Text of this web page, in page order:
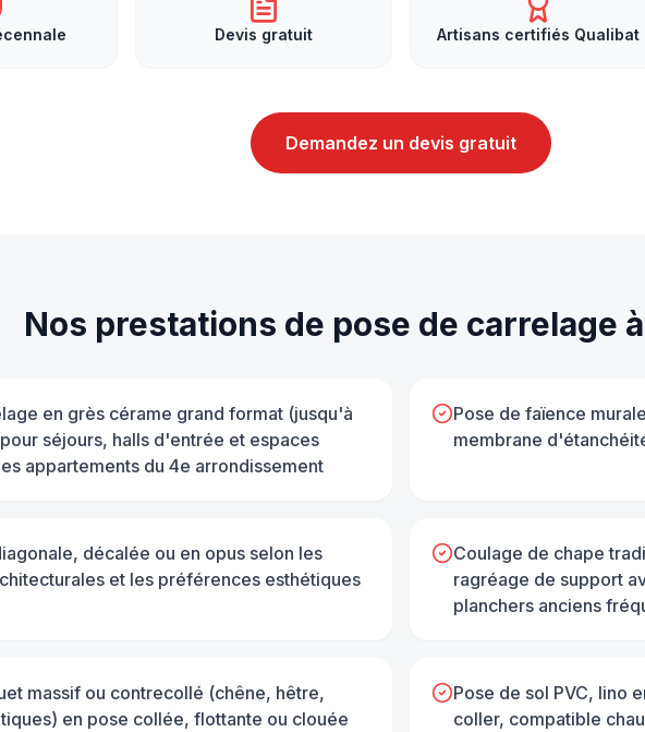
Devis gratuit Artisans certifiés Qualibat
Demandez un devis gratuit
Nos prestations de pose de carrelage
en grès cérame grand format (jusqu'à
séjours, halls d'entrée et espaces
appartements du 4e arrondissement
Pose de faïence
membrane
décalée ou en opus selon les
et les préférences esthétiques
Coulage de chape
ragréage de support
planchers anciens
massif ou contrecollé (chêne, hêtre,
en pose collée, flottante ou clouée
Pose de sol PVC, lino
coller, compatible